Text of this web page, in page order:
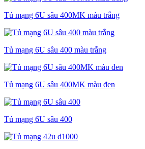
Tủ mạng 6U sâu 400MK màu trắng
Tủ mạng 6U sâu 400 màu trắng
Tủ mạng 6U sâu 400MK màu đen
Tủ mạng 6U sâu 400